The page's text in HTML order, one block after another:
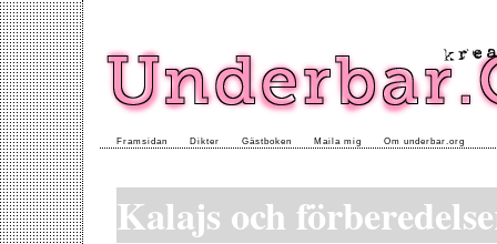
Framsidan Dikter Gästboken Maila mig Om underbar.org
Kalajs och